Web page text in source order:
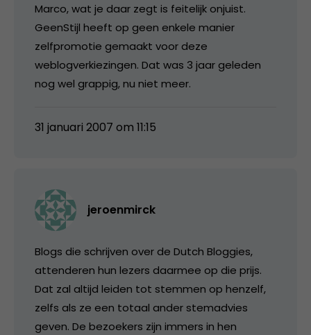
Marco, wat je daar zegt is feitelijk onjuist.
GeenStijl heeft op geen enkele manier
zelfpromotie gemaakt voor deze
weblogverkiezingen. Dat was 3 jaar geleden
nog wel grappig, nu niet meer.
31 januari 2007 om 11:15
jeroenmirck
Blogs die schrijven over de Dutch Bloggies,
attenderen hun lezers daarmee op die prijs.
Dat zal altijd leiden tot stemmen op henzelf,
zelfs als ze een totaal ander stemadvies
geven. De bezoekers zijn immers in hen